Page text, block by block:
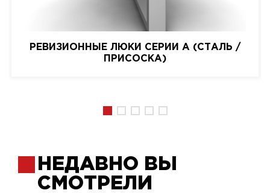
РЕВИЗИОННЫЕ ЛЮКИ СЕРИИ A (СТАЛЬ /
ПРИСОСКА)
НЕДАВНО ВЫ
СМОТРЕЛИ